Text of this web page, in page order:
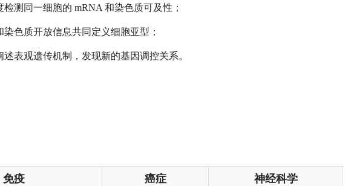
测同一细胞的 mRNA 和染色质可及性；
色质开放信息共同定义细胞亚型；
表观遗传机制，发现新的基因调控关系。
免疫 癌症 神经科学